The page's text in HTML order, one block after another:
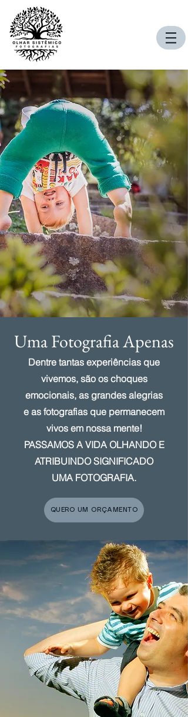
Uma Fotografia Apenas
Dentre tantas experiências que
vivemos, são os choques
emocionais, as grandes alegrias
e as fotografias que permanecem
vivos em nossa mente!
PASSAMOS A VIDA OLHANDO E
ATRIBUINDO SIGNIFICADO
UMA FOTOGRAFIA.
QUERO UM ORÇAMENTO